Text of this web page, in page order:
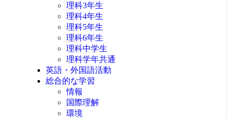
理科3年生
理科4年生
理科5年生
理科6年生
理科中学生
理科学年共通
英語・外国語活動
総合的な学習
情報
国際理解
環境